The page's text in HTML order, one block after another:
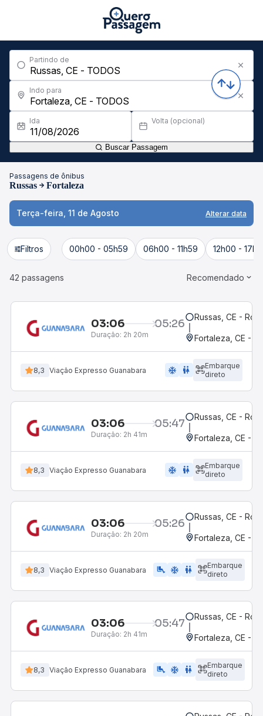
Partindo de
Indo para
Ida Volta (opcional)
Buscar Passagem
Passagens de ônibus
Russas Fortaleza
Terça-feira, 11 de Agosto Alterar data
Filtros 00h00 - 05h59 06h00 - 11h59 12h00 -
42 passagens Recomendado
03:06 05:26
Duração: 2h 20m
Russas, CE -
Fortaleza, CE -
8,3 Viação Expresso Guanabara ac_unit wc
Embarque
direto
03:06 05:47
Duração: 2h 41m
Russas, CE -
Fortaleza, CE -
8,3 Viação Expresso Guanabara ac_unit wc
Embarque
direto
03:06 05:26
Duração: 2h 20m
Russas, CE -
Fortaleza, CE -
8,3 Viação Expresso Guanabara airline_seat_legroom_extra ac_unit wc
Embarque
direto
03:06 05:47
Duração: 2h 41m
Russas, CE -
Fortaleza, CE -
8,3 Viação Expresso Guanabara airline_seat_legroom_extra ac_unit wc
Embarque
direto